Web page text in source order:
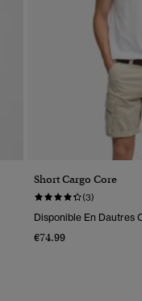
Short Cargo Core
(3)
Disponible En Dautres
€74.99